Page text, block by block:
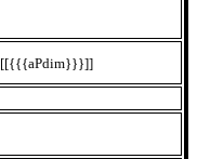
[[{{{aPdim}}}]]